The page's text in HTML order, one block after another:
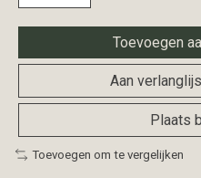
Toevoegen
Aan
Plaats
Toevoegen om te vergelijken